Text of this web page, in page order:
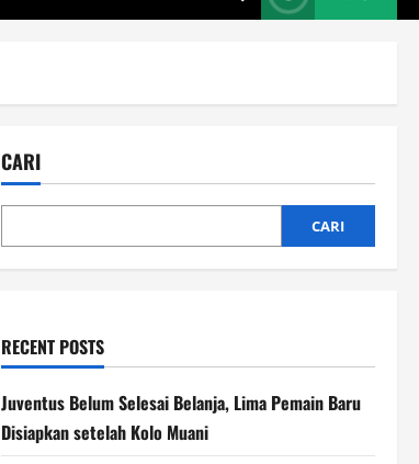
CARI
CARI
RECENT POSTS
Juventus Belum Selesai Belanja, Lima Pemain Baru
Disiapkan setelah Kolo Muani